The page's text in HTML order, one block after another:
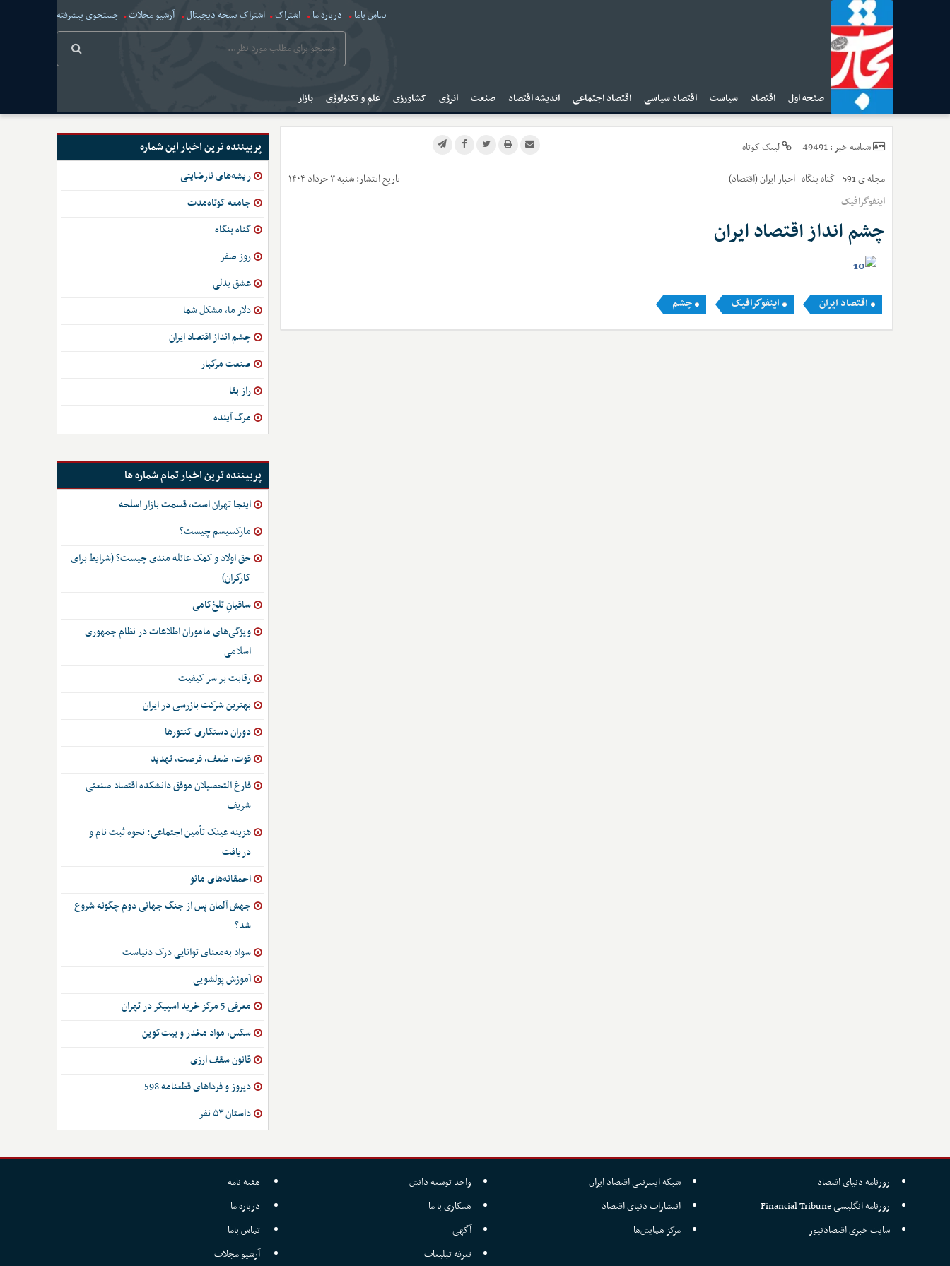
تماس باما درباره ما اشتراک اشتراک نسخه دیجیتال آرشیو مجلات جستجوی پیشرفته
صفحه اول اقتصاد سیاست اقتصاد سیاسی اقتصاد اجتماعی اندیشه اقتصاد صنعت انرژی کشاورزی علم و تکنولوژی بازار
شناسه خبر :49491
لینک کوتاه
مجله ی 591 - گناه بنگاه
اخبارایران (اقتصاد) تاریخ انتشار:شنبه ۳ خرداد ۱۴۰۴
اینفوگرافیک
چشم انداز اقتصاد ایران
اقتصاد ایران اینفوگرافیک چشم
پربیننده ترین اخبار این شماره
ریشه‌های نارضایتی
جامعه کوتاه‌مدت
گناه بنگاه
روز صفر
عشق بدلی
دلار ما، مشکل شما
چشم انداز اقتصاد ایران
صنعت مرگبار
راز بقا
مرگ آینده
پربیننده ترین اخبار تمام شماره ها
اینجا تهران است، قسمت بازار اسلحه
مارکسیسم چیست؟
حق اولاد و کمک عائله مندی چیست؟ (شرایط برای
کارگران)
ساقیانِ تلخ‌کامی
ویژگی‌های ماموران اطلاعات در نظام جمهوری
اسلامی
رقابت بر سر کیفیت
بهترین شرکت بازرسی در ایران
دوران دستکاری کنتورها
قوت، ضعف، فرصت، تهدید
فارغ التحصیلان موفق دانشکده اقتصاد صنعتی
شریف
هزینه عینک تأمین اجتماعی: نحوه ثبت نام و
دریافت
احمقانه‌های مائو
جهش آلمان پس از جنگ جهانی دوم چگونه شروع
شد؟
سواد به‌معنای توانایی درک دنیاست
آموزش پولشویی
معرفی 5 مرکز خرید اسپیکر در تهران
سکس، مواد مخدر و بیت‌کوین
قانون سقف ارزی
دیروز و فرداهای قطعنامه 598
داستان ۵۳ نفر
روزنامه دنیای اقتصاد
روزنامه انگلیسی Financial Tribune
سایت خبری اقتصادنیوز
شبکه اینترنتی اقتصاد ایران
انتشارات دنیای اقتصاد
مرکز همایش‌ها
واحد توسعه دانش
همکاری با ما
آگهی
تعرفه تبلیغات
هفته نامه
درباره ما
تماس باما
آرشیو مجلات